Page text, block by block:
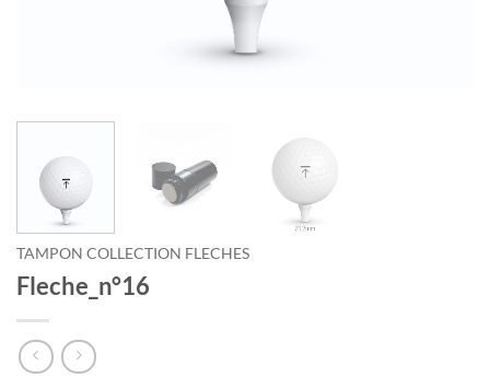
TAMPON COLLECTION FLECHES
Fleche_n°16